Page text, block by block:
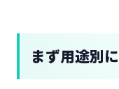
まず用途別